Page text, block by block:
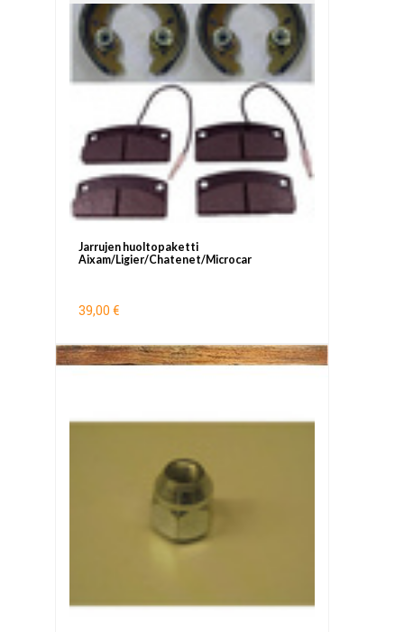
Jarrujen huoltopaketti
Aixam/Ligier/Chatenet/Microcar
39,00 €